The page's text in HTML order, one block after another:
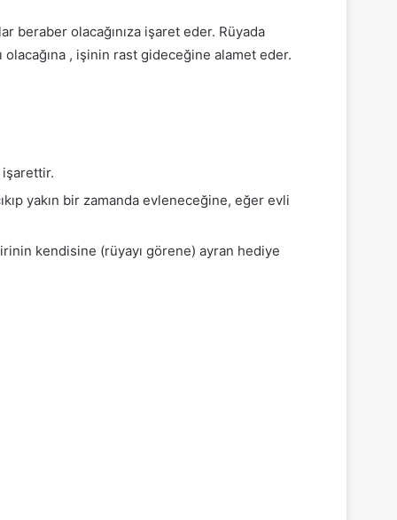
beraber olacağınıza işaret eder. Rüyada
, işinin rast gideceğine alamet eder.
yakın bir zamanda evleneceğine, eğer evli
kendisine (rüyayı görene) ayran hediye